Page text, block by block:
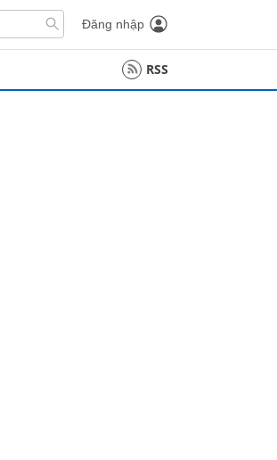
Đăng nhập
RSS